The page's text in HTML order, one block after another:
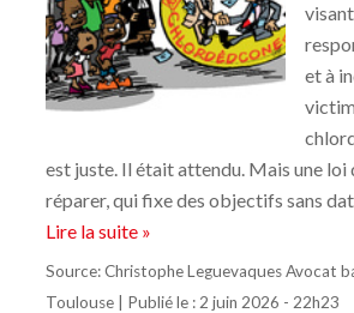
et à
est juste. Il était attendu. Mais une loi
réparer, qui fixe des objectifs sans
Lire la suite »
Source:Christophe Leguevaques Avocat
Toulouse
Publié le : 2 juin 2026 - 22h23